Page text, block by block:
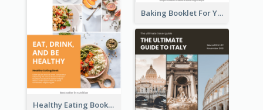
Baking Booklet For Young Chefs
Healthy Eating Booklet